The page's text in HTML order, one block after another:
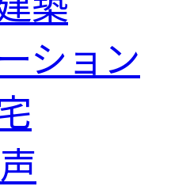
ション